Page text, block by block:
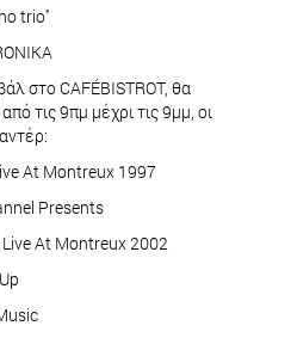
trio''
στο CAFÉBISTROT, θα
τις 9πμ μέχρι τις 9μμ, οι
At Montreux 1997
Presents
At Montreux 2002